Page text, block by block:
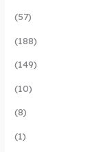
(57)
(188)
(149)
(10)
(8)
(1)